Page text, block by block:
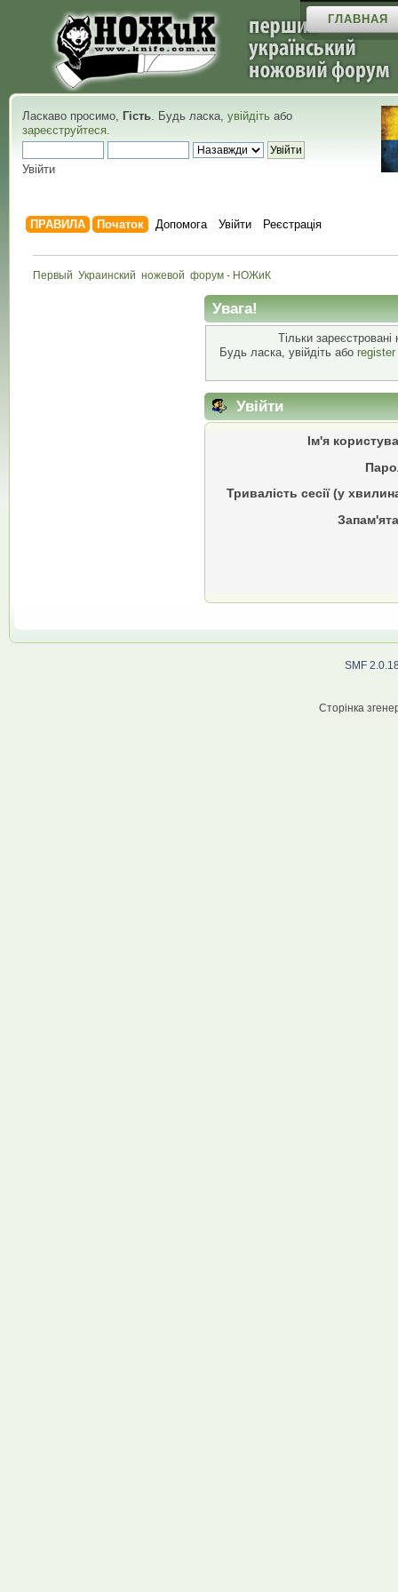
ГЛАВНАЯ
Ласкаво просимо, Гість. Будь ласка, увійдіть або
зареєструйтеся.
Увійти
ПРАВИЛА Початок Допомога Увійти Реєстрація
Первый  Украинский  ножевой  форум - НОЖиК
Увага!
Тільки
Будь ласка, увійдіть або
Увійти
Ім'я
Тривалість сесії (у
SMF
Сторінка